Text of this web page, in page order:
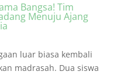
Bangsa! Tim
Menuju Ajang
luar biasa kembali
madrasah. Dua siswa